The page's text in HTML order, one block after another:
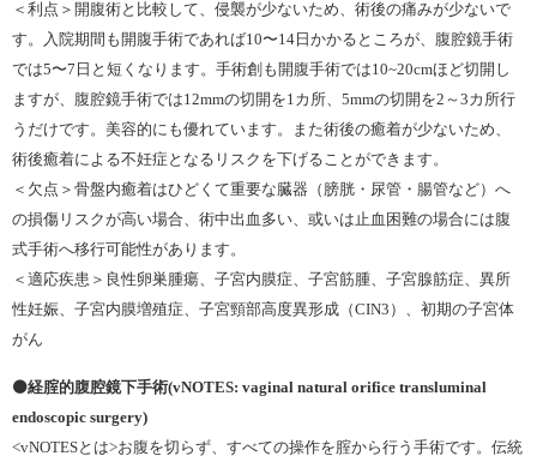
＜利点＞開腹術と比較して、侵襲が少ないため、術後の痛みが少ないで
す。入院期間も開腹手術であれば10〜14日かかるところが、腹腔鏡手術
では5〜7日と短くなります。手術創も開腹手術では10~20cmほど切開し
ますが、腹腔鏡手術では12mmの切開を1カ所、5mmの切開を2～3カ所行
うだけです。美容的にも優れています。また術後の癒着が少ないため、
術後癒着による不妊症となるリスクを下げることができます。
＜欠点＞骨盤内癒着はひどくて重要な臓器（膀胱・尿管・腸管など）へ
の損傷リスクが高い場合、術中出血多い、或いは止血困難の場合には腹
式手術へ移行可能性があります。
＜適応疾患＞良性卵巣腫瘍、子宮内膜症、子宮筋腫、子宮腺筋症、異所
性妊娠、子宮内膜増殖症、子宮頸部高度異形成（CIN3）、初期の子宮体
がん
⚫️経腟的腹腔鏡下手術(vNOTES: vaginal natural orifice transluminal
endoscopic surgery)
<vNOTESとは>お腹を切らず、すべての操作を腟から行う手術です。伝統